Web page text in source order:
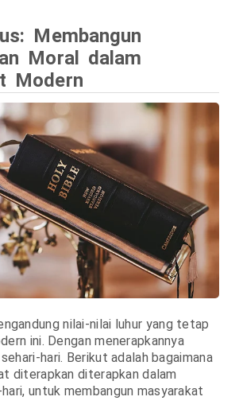
Membangun
Moral dalam
Modern
nilai-nilai luhur yang tetap
ini. Dengan menerapkannya
hari. Berikut adalah bagaimana
diterapkan diterapkan dalam
untuk membangun masyarakat